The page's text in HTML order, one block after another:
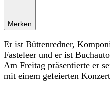
Merken
Er ist Büttenredner,
Fasteleer und er ist
Am Freitag präsentierte er
mit einem gefeierten